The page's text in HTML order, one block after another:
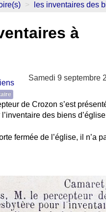
> les inventaires des
à
Samedi 9 septembre
de Crozon s’est
l’inventaire des biens
fermée de l’église, il n’a